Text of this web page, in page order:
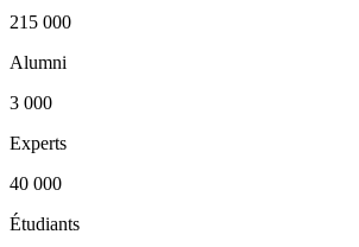
215 000
Alumni
3 000
Experts
40 000
Étudiants